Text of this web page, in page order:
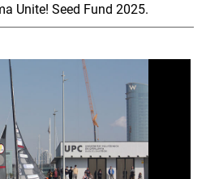
Unite! Seed Fund 2025.